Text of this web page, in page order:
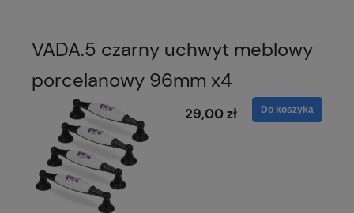
VADA.5 czarny uchwyt meblowy
porcelanowy 96mm x4
29,00 zł Do koszyka